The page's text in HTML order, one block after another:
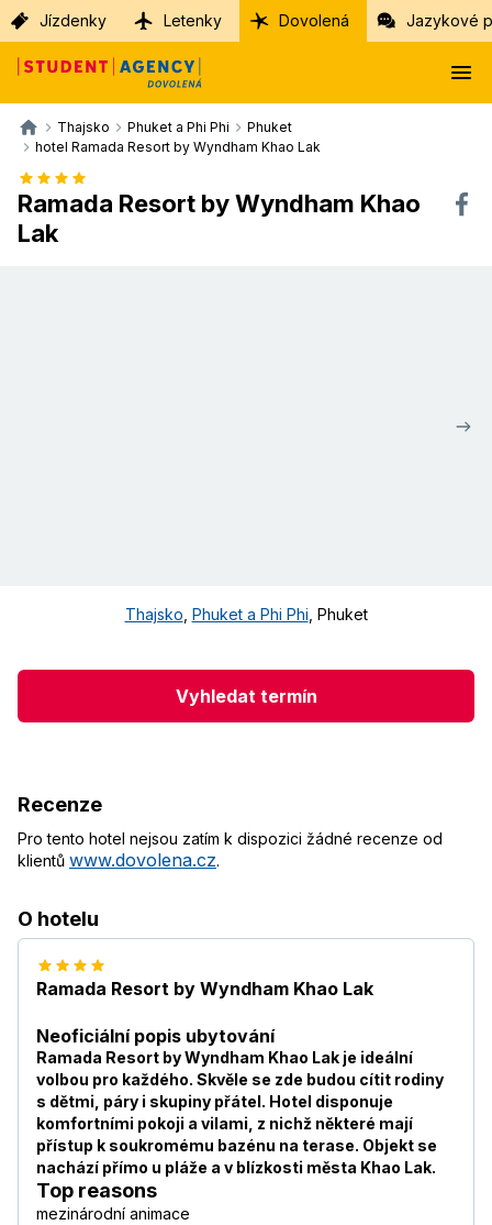
Jízdenky Letenky Dovolená Jazykové
Thajsko Phuket a Phi Phi
Phuket
hotel Ramada Resort by Wyndham Khao Lak
Ramada Resort by Wyndham Khao
Lak
Thajsko Phuket a Phi Phi Phuket
Vyhledat termín
Recenze
Pro tento hotel nejsou zatím k dispozici žádné recenze od
klientů www.dovolena.cz.
O hotelu
Ramada Resort by Wyndham Khao Lak
Neoficiální popis ubytování
Ramada Resort by Wyndham Khao Lak je ideální
volbou pro každého. Skvěle se zde budou cítit rodiny
s dětmi, páry i skupiny přátel. Hotel disponuje
komfortními pokoji a vilami, z nichž některé mají
přístup k soukromému bazénu na terase. Objekt se
nachází přímo u pláže a v blízkosti města Khao Lak.
Top reasons
mezinárodní animace